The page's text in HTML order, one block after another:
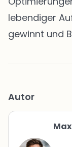
lebendiger
gewinnt und
Autor